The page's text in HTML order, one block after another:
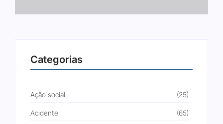
Categorias
Ação social (25)
Acidente (65)